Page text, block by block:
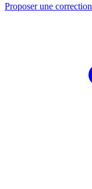
Proposer une correction